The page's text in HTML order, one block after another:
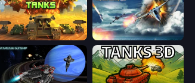
Call of Tanks Jet Fighter Airplane Racing